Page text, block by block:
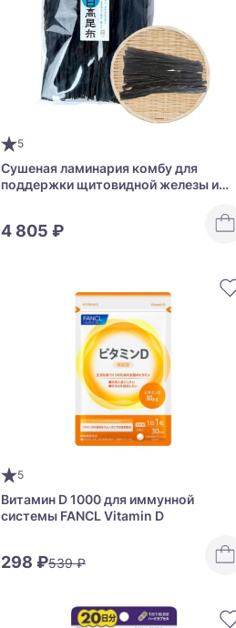
5
Сушеная ламинария комбу для
поддержки щитовидной железы и
4 805 ₽
5
Витамин D 1000 для иммунной
системы FANCL Vitamin D
298 ₽539 ₽